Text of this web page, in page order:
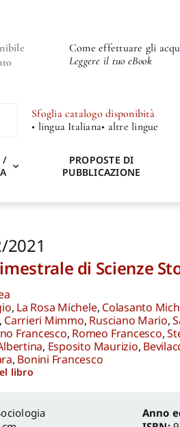
Come effettuare gli
Leggere il tuo eBook
Sfoglia catalogo disponibità
• lingua Italiana• altre lingue
/
PROPOSTE DI
PUBBLICAZIONE
2021
di Scienze
, La Rosa Michele, Colasanto
, Carrieri Mimmo, Rusciano Mario,
Francesco, Romeo Francesco,
, Esposito Maurizio,
, Bonini Francesco
libro
Anno